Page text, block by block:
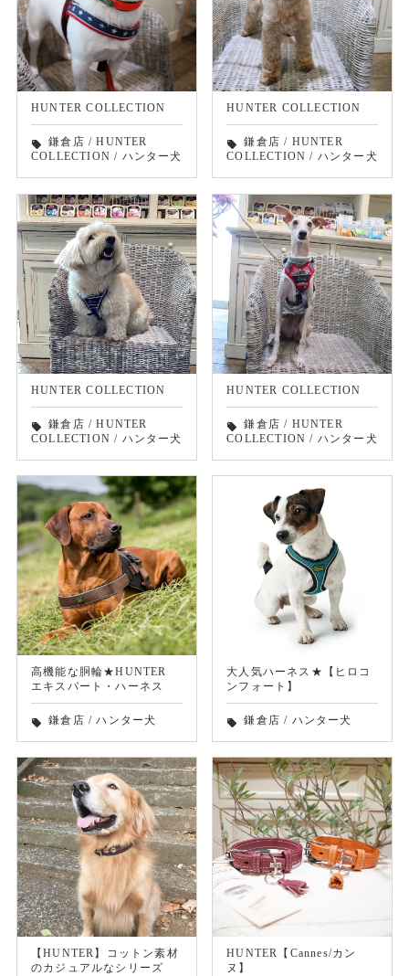
HUNTER COLLECTION
local_offer 鎌倉店 /HUNTER
COLLECTION / ハンター犬
HUNTER COLLECTION
local_offer 鎌倉店 / HUNTER
COLLECTION / ハンター犬
HUNTER COLLECTION
local_offer 鎌倉店 /HUNTER
COLLECTION / ハンター犬
HUNTER COLLECTION
local_offer 鎌倉店 / HUNTER
COLLECTION / ハンター犬
高機能な胴輪★HUNTER
エキスパート・ハーネス
local_offer 鎌倉店 /ハンター犬
大人気ハーネス★【ヒロコ
ンフォート】
local_offer 鎌倉店 / ハンター犬
【HUNTER】コットン素材
のカジュアルなシリーズ
HUNTER【Cannes/カン
ヌ】